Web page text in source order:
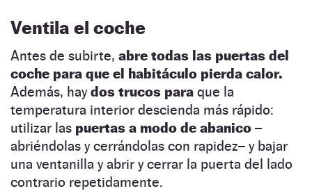
Ventila el coche
Antes de subirte, abre todas las puertas del
coche para que el habitáculo pierda calor.
Además, haydos trucos para que la
temperatura interior descienda más rápido:
utilizar las puertas a modo de abanico –
abriéndolas y cerrándolas con rapidez– y bajar
una ventanilla y abrir y cerrar la puerta del lado
contrario repetidamente.